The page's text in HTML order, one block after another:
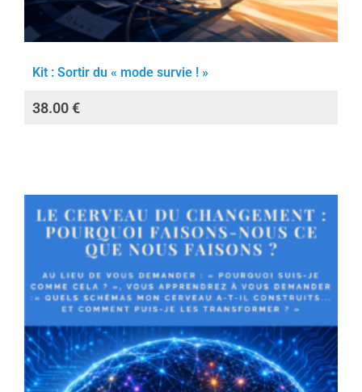
Kit : Sortir du « mode survie ! »
38.00€